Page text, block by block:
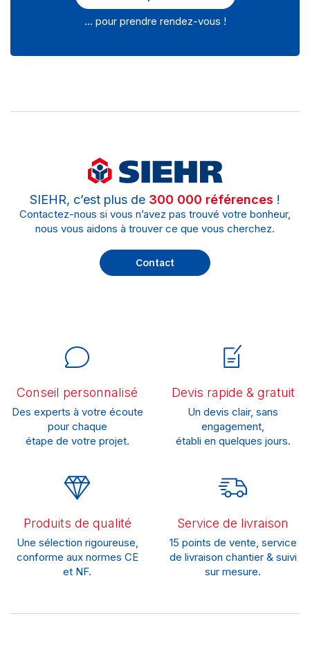
… pour prendre rendez-vous !
SIEHR, c’est plus de 300 000 références !
Contactez-nous si vous n’avez pas trouvé votre bonheur,
nous vous aidons à trouver ce que vous cherchez.
Contact
Conseil personnalisé
Des experts à votre écoute
pour chaque
étape de votre projet.
Devis rapide & gratuit
Un devis clair, sans
engagement,
établi en quelques jours.
Produits de qualité
Une sélection rigoureuse,
conforme aux normes CE
et NF.
Service de livraison
15 points de vente, service
de livraison chantier & suivi
sur mesure.